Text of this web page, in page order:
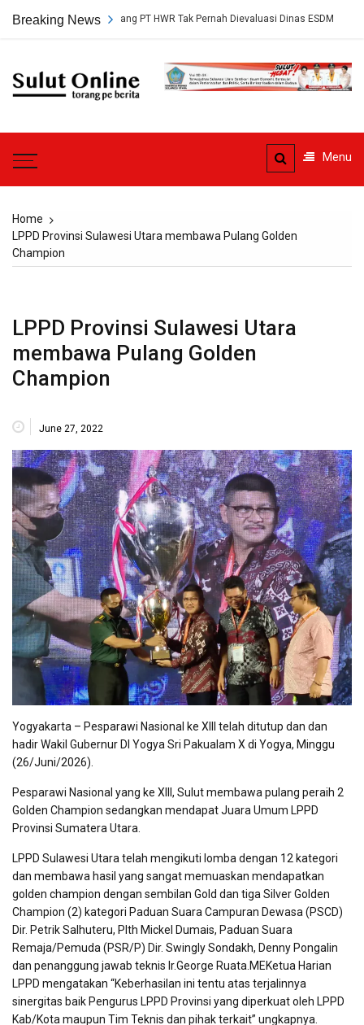
Breaking News
Tambang PT HWR Tak Pernah Dievaluasi Dinas ESDM
Sulut
Menu
Home
LPPD Provinsi Sulawesi Utara membawa Pulang Golden
Champion
LPPD Provinsi Sulawesi Utara
membawa Pulang Golden
Champion
June 27, 2022
Yogyakarta – Pesparawi Nasional ke XIII telah ditutup dan dan
hadir Wakil Gubernur DI Yogya Sri Pakualam X di Yogya, Minggu
(26/Juni/2026).
Pesparawi Nasional yang ke XIII, Sulut membawa pulang peraih 2
Golden Champion sedangkan mendapat Juara Umum LPPD
Provinsi Sumatera Utara.
LPPD Sulawesi Utara telah mengikuti lomba dengan 12 kategori
dan membawa hasil yang sangat memuaskan mendapatkan
golden champion dengan sembilan Gold dan tiga Silver Golden
Champion (2) kategori Paduan Suara Campuran Dewasa (PSCD)
Dir. Petrik Salhuteru, Plth Mickel Dumais, Paduan Suara
Remaja/Pemuda (PSR/P) Dir. Swingly Sondakh, Denny Pongalin
dan penanggung jawab teknis Ir.George Ruata.MEKetua Harian
LPPD mengatakan “Keberhasilan ini tentu atas terjalinnya
sinergitas baik Pengurus LPPD Provinsi yang diperkuat oleh LPPD
Kab/Kota maupun Tim Teknis dan pihak terkait” ungkapnya.